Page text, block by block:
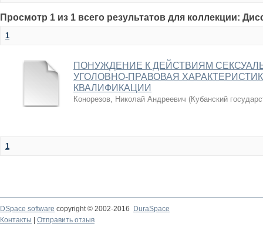
Просмотр 1 из 1 всего результатов для коллекции:
1
ПОНУЖДЕНИЕ К ДЕЙСТВИЯМ
УГОЛОВНО-ПРАВОВАЯ
КВАЛИФИКАЦИИ
Конорезов, Николай Андреевич (Кубанский
1
DSpace software copyright © 2002-2016
DuraSpace
Контакты
Отправить отзыв